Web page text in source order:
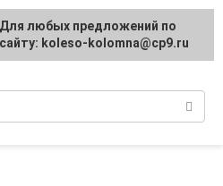
снегоходов,
Для любых предложений по
сайту: koleso-kolomna@cp9.ru